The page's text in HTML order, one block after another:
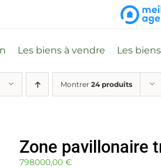
Les biens à vendre Les
Montrer 24 produits
Zone pavillonaire
798000,00 €